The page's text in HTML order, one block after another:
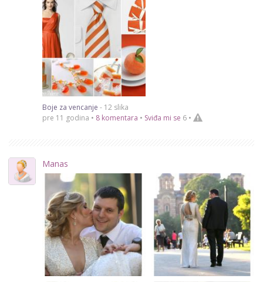
Boje za vencanje - 12 slika
pre 11 godina • 8 komentara • Sviđa mi se 6 •
Manas